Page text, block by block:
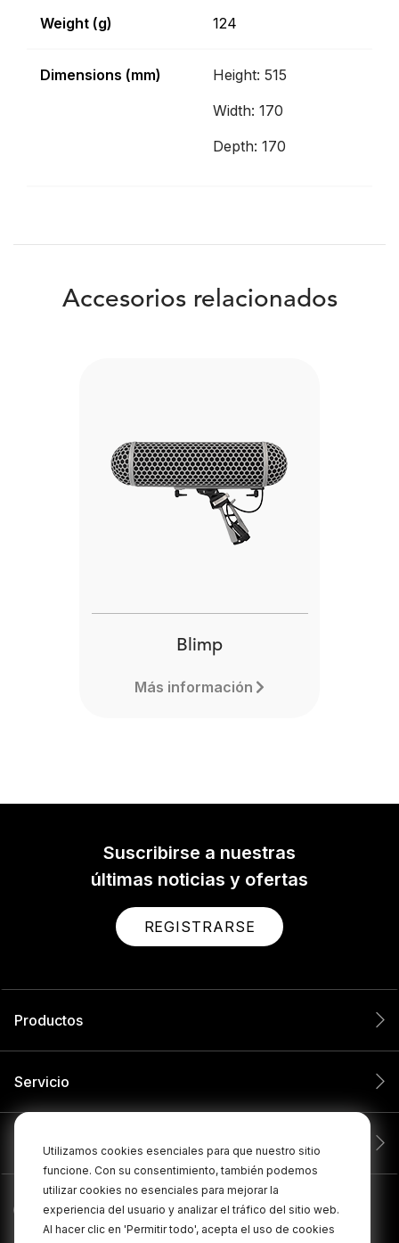
Utilizamos cookies esenciales para que nuestro sitio
funcione. Con su consentimiento, también podemos
utilizar cookies no esenciales para mejorar la
experiencia del usuario y analizar el tráfico del sitio web.
Al hacer clic en 'Permitir todo', acepta el uso de cookies
Weight (g) 124
Dimensions (mm)
Height: 515
Width: 170
Depth: 170
Accesorios relacionados
Blimp
Más información
Suscribirse a nuestras
últimas noticias y ofertas
REGISTRARSE
Productos
Servicio
Compañía